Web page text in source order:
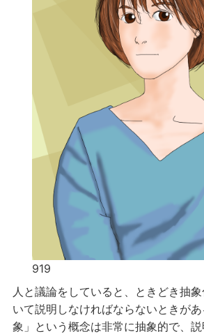
919
人と議論をしていると、ときどき抽
いて説明しなければならないときが
象」という概念は非常に抽象的で、